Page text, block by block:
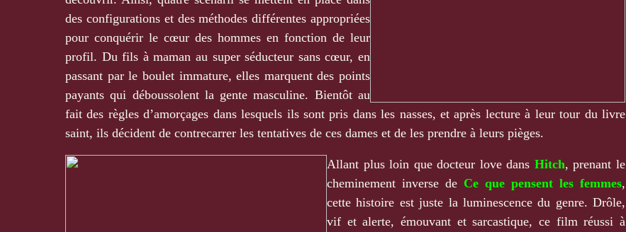
des configurations et des méthodes différentes appropriées
pour conquérir le cœur des hommes en fonction de leur
profil. Du fils à maman au super séducteur sans cœur, en
passant par le boulet immature, elles marquent des points
payants qui déboussolent la gente masculine. Bientôt au
fait des règles d’amorçages dans lesquels ils sont pris dans les nasses, et après lecture à leur tour du livre
saint, ils décident de contrecarrer les tentatives de ces dames et de les prendre à leurs pièges.
Allant plus loin que docteur love dans Hitch, prenant le
cheminement inverse de Ce que pensent les femmes,
cette histoire est juste la luminescence du genre. Drôle,
vif et alerte, émouvant et sarcastique, ce film réussi à